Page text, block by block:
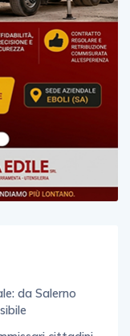
da Salerno